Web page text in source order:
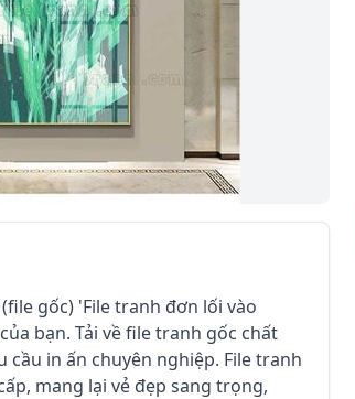
gốc) 'File tranh đơn lối vào
bạn. Tải về file tranh gốc chất
cầu in ấn chuyên nghiệp. File tranh
mang lại vẻ đẹp sang trọng,